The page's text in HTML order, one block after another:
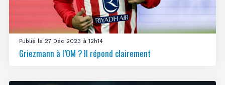
Publié le 27 Déc 2023 à 12h14
Griezmann à l’OM ? Il répond clairement